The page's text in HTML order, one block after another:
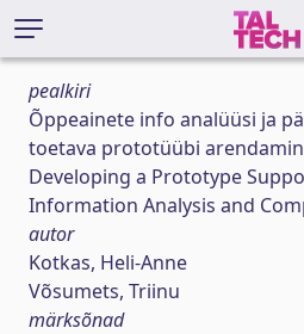
pealkiri
Õppeainete info analüüsi ja
toetava prototüübi
Developing a Prototype
Information Analysis and
autor
Kotkas, Heli-Anne
Võsumets, Triinu
märksõnad